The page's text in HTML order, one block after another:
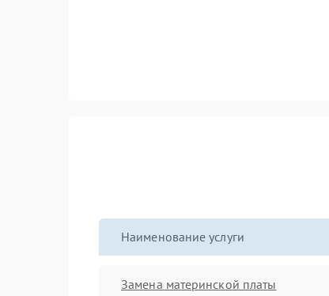
Наименование услуги
Замена материнской платы